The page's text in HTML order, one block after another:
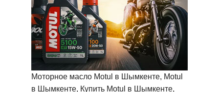
Моторное масло Motul в Шымкенте, Motul
в Шымкенте, Купить Motul в Шымкенте,